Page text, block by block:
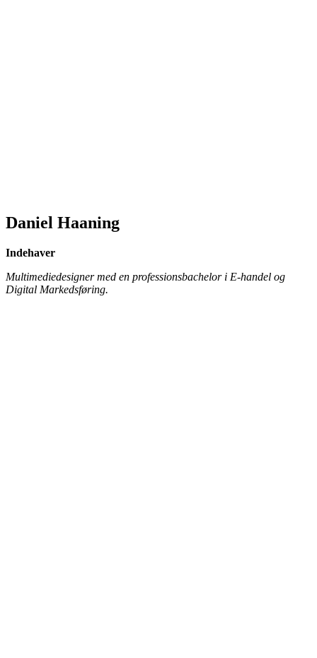
Daniel Haaning
Indehaver
Multimediedesigner med en professionsbachelor i E-handel og
Digital Markedsføring.